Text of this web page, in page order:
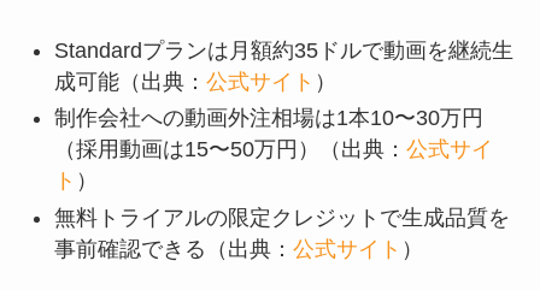
Standardプランは月額約35ドルで動画を継続生
成可能（出典： 公式サイト ）
制作会社への動画外注相場は1本10〜30万円
（採用動画は15〜50万円）（出典： 公式サイ
ト ）
無料トライアルの限定クレジットで生成品質を
事前確認できる（出典： 公式サイト ）